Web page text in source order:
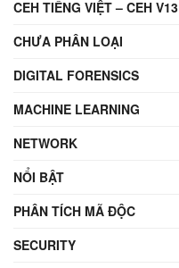
CEH TIẾNG VIỆT – CEH V13
CHƯA PHÂN LOẠI
DIGITAL FORENSICS
MACHINE LEARNING
NETWORK
NỔI BẬT
PHÂN TÍCH MÃ ĐỘC
SECURITY